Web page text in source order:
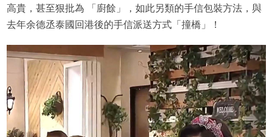
高貴，甚至狠批為 「廚餘」，如此另類的手信包裝方法，與
去年余德丞泰國回港後的手信派送方式「撞橋」！